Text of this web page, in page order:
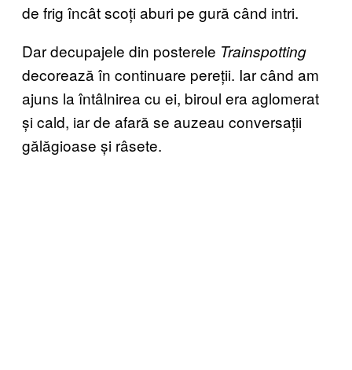
de frig încât scoți aburi pe gură când intri.
Dar decupajele din posterele Trainspotting
decorează în continuare pereții. Iar când am
ajuns la întâlnirea cu ei, biroul era aglomerat
și cald, iar de afară se auzeau conversații
gălăgioase și râsete.